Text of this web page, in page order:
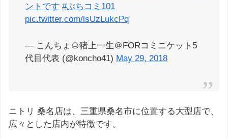
ントです #ぶちコミ101
pic.twitter.com/lsUzLukcPq
— こんちょ🌰猪上一生＠FORコミニケット5
代目代表 (@koncho41) May 29, 2018
ニトリ 桑名店は、三重県桑名市に位置する大型店で、
広々とした店内が特徴です。